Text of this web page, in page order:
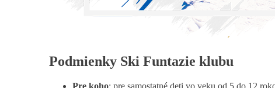
Podmienky Ski Funtazie klubu
Pre koho: pre samostatné deti vo veku od 5 do 12